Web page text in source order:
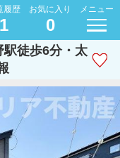
履歴
1
お気に入り
0
メニュー
徒歩6分・太